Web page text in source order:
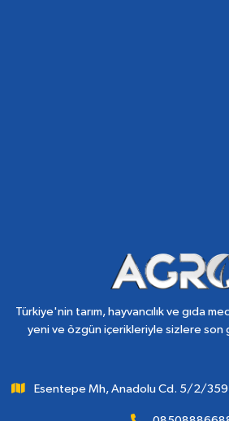
Türkiye'nin tarım, hayvancılık ve gıda
yeni ve özgün içerikleriyle sizlere son
Esentepe Mh, Anadolu Cd. 5/2/